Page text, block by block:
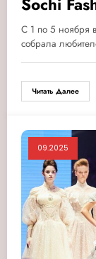
С 1 по 5 ноября
собрала
Читать Далее
09.2025